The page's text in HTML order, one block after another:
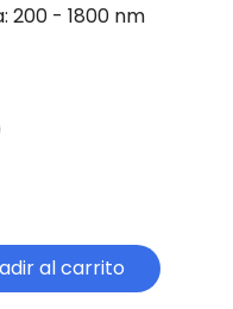
200 - 1800 nm
al carrito